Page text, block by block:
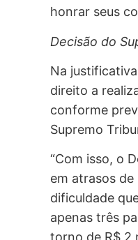
honrar seus
Decisão do
Na
direito a
conforme
Supremo
“Com isso, o
em atrasos
dificuldade
apenas três